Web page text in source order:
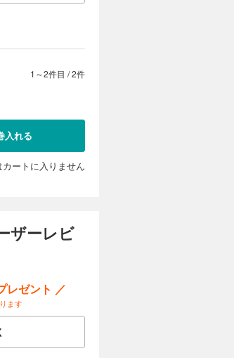
1～2件目 /2件
入れる
ートに入りません
ザーレビ
レゼント ／
ます